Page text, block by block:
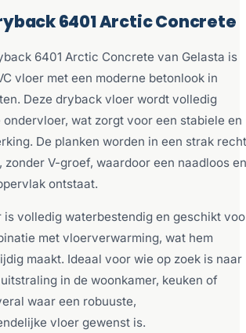
6401 Arctic Concrete
6401 Arctic Concrete van Gelasta is
vloer met een moderne betonlook in
Deze dryback vloer wordt volledig
wat zorgt voor een stabiele en
De planken worden in een strak recht
zonder V-groef, waardoor een naadloos en
ontstaat.
is volledig waterbestendig en geschikt
met vloerverwarming, wat hem
maakt. Ideaal voor wie op zoek is naar
in de woonkamer, keuken of
waar een robuuste,
vloer gewenst is.